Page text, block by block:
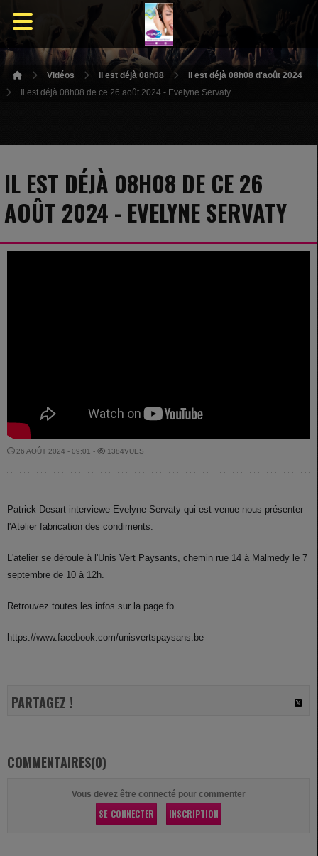
Vidéos Il est déjà 08h08
Il est déjà 08h08 d'août 2024
Il est déjà 08h08 de ce 26 août 2024 - Evelyne Servaty
IL EST DÉJÀ 08H08 DE CE 26
AOÛT 2024 - EVELYNE SERVATY
26 AOÛT 2024 - 09:01 - 1384VUES
Patrick Desart interviewe Evelyne Servaty qui est venue nous présenter
l'Atelier fabrication des condiments.
L'atelier se déroule à l'Unis Vert Paysants, chemin rue 14 à Malmedy le 7
septembre de 10 à 12h.
Retrouvez toutes les infos sur la page fb
https://www.facebook.com/unisvertspaysans.be
PARTAGEZ !
COMMENTAIRES(0)
Vous devez être connecté pour commenter
SE CONNECTER INSCRIPTION